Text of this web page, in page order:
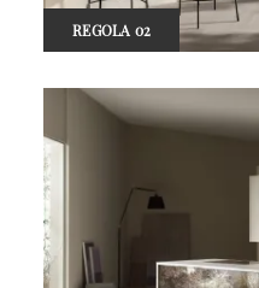
REGOLA 02